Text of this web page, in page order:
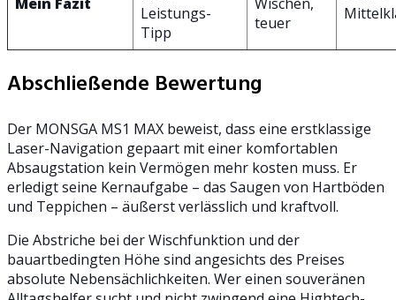
Leistungs-
Tipp
teuer
Abschließende Bewertung
Der MONSGA MS1 MAX beweist, dass eine erstklassige
Laser-Navigation gepaart mit einer komfortablen
Absaugstation kein Vermögen mehr kosten muss. Er
erledigt seine Kernaufgabe – das Saugen von Hartböden
und Teppichen – äußerst verlässlich und kraftvoll.
Die Abstriche bei der Wischfunktion und der
bauartbedingten Höhe sind angesichts des Preises
absolute Nebensächlichkeiten. Wer einen souveränen